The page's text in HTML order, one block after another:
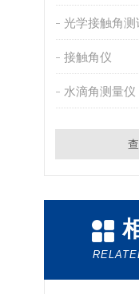
光学接触角测
接触角仪
水滴角测量仪